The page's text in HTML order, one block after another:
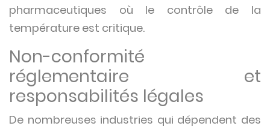
pharmaceutiques où le contrôle de la
température est critique.
Non-conformité
réglementaire et
responsabilités légales
De nombreuses industries qui dépendent des